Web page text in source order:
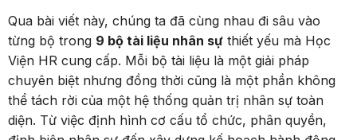
Qua bài viết này, chúng ta đã cùng nhau đi sâu vào
từng bộ trong 9 bộ tài liệu nhân sự thiết yếu mà Học
Viện HR cung cấp. Mỗi bộ tài liệu là một giải pháp
chuyên biệt nhưng đồng thời cũng là một phần không
thể tách rời của một hệ thống quản trị nhân sự toàn
diện. Từ việc định hình cơ cấu tổ chức, phân quyền,